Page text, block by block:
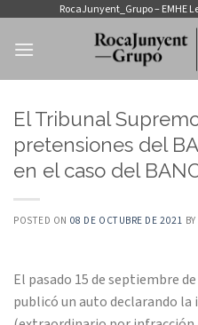
contenido
RocaJunyent_Grupo – EMHE
El Tribunal
pretensiones del
en el caso del
POSTED ON 08 DE OCTUBRE DE 2021 BY
El pasado 15 de septiembre
publicó un auto declarando